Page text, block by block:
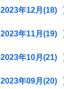
2023年12月(18)
2023年11月(19)
2023年10月(21)
2023年09月(20)